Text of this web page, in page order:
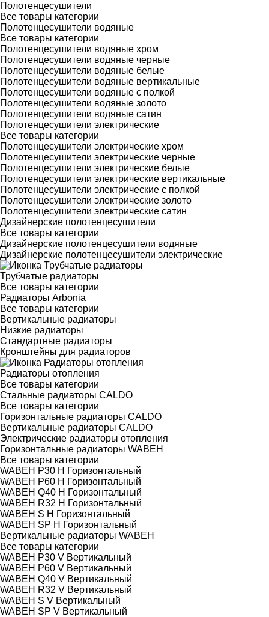
Полотенцесушители
Все товары категории
Полотенцесушители водяные
Все товары категории
Полотенцесушители водяные хром
Полотенцесушители водяные черные
Полотенцесушители водяные белые
Полотенцесушители водяные вертикальные
Полотенцесушители водяные с полкой
Полотенцесушители водяные золото
Полотенцесушители водяные сатин
Полотенцесушители электрические
Все товары категории
Полотенцесушители электрические хром
Полотенцесушители электрические черные
Полотенцесушители электрические белые
Полотенцесушители электрические вертикальные
Полотенцесушители электрические с полкой
Полотенцесушители электрические золото
Полотенцесушители электрические сатин
Дизайнерские полотенцесушители
Все товары категории
Дизайнерские полотенцесушители водяные
Дизайнерские полотенцесушители электрические
Трубчатые радиаторы
Все товары категории
Радиаторы Arbonia
Все товары категории
Вертикальные радиаторы
Низкие радиаторы
Стандартные радиаторы
Кронштейны для радиаторов
Радиаторы отопления
Все товары категории
Стальные радиаторы CALDO
Все товары категории
Горизонтальные радиаторы CALDO
Вертикальные радиаторы CALDO
Электрические радиаторы отопления
Горизонтальные радиаторы WABEH
Все товары категории
WABEH P30 H Горизонтальный
WABEH P60 H Горизонтальный
WABEH Q40 H Горизонтальный
WABEH R32 H Горизонтальный
WABEH S H Горизонтальный
WABEH SP H Горизонтальный
Вертикальные радиаторы WABEH
Все товары категории
WABEH P30 V Вертикальный
WABEH P60 V Вертикальный
WABEH Q40 V Вертикальный
WABEH R32 V Вертикальный
WABEH S V Вертикальный
WABEH SP V Вертикальный